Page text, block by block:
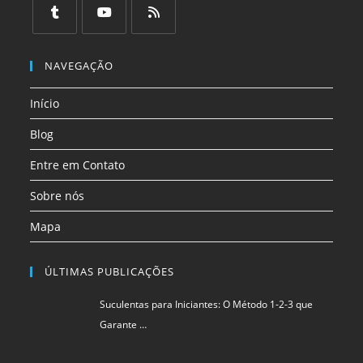
uma
aba
em
uma
aba
uma
em
nova
aba
em
aba
aba
NAVEGAÇÃO
Início
Blog
Entre em Contato
Sobre nós
Mapa
ÚLTIMAS PUBLICAÇÕES
Suculentas para Iniciantes: O Método 1-2-3 que
Garante …